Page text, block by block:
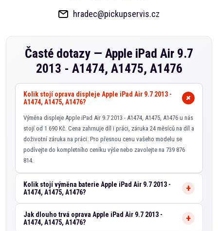
hradec@pickupservis.cz
Časté dotazy — Apple iPad Air 9.7
2013 - A1474, A1475, A1476
Kolik stojí oprava displeje Apple iPad Air 9.7 2013 -
A1474, A1475, A1476?
Výměna displeje Apple iPad Air 9.7 2013 - A1474, A1475, A1476 u nás
stojí od 1 690 Kč. Cena zahrnuje díl i práci, záruka 24 měsíců na díl a
doživotní záruka na práci. Pro přesnou cenu vašeho modelu se
podívejte do kompletního ceníku výše nebo zavolejte na 739 876
814.
Kolik stojí výměna baterie Apple iPad Air 9.7 2013 -
A1474, A1475, A1476?
Jak dlouho trvá oprava Apple iPad Air 9.7 2013 -
A1474, A1475, A1476?